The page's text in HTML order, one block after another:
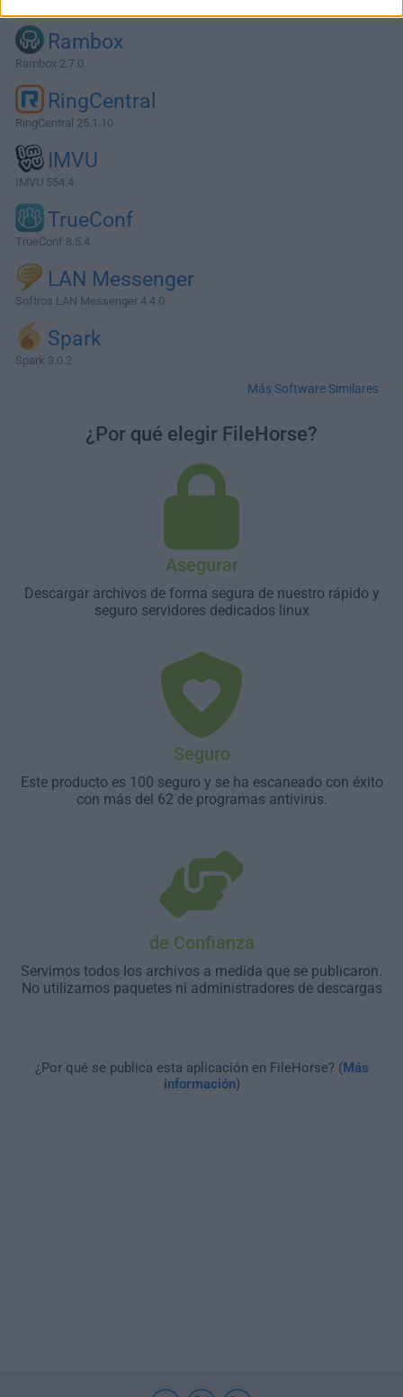
Rambox
Rambox 2.7.0
RingCentral
RingCentral 25.1.10
IMVU
IMVU 554.4
TrueConf
TrueConf 8.5.4
LAN Messenger
Softros LAN Messenger 4.4.0
Spark
Spark 3.0.2
Más Software Similares
¿Por qué elegir FileHorse?
Asegurar
Descargar archivos de forma segura de nuestro rápido y
seguro servidores dedicados linux
Seguro
Este producto es 100 seguro y se ha escaneado con éxito
con más del 62 de programas antivirus.
de Confianza
Servimos todos los archivos a medida que se publicaron.
No utilizamos paquetes ni administradores de descargas
¿Por qué se publica esta aplicación en FileHorse? (Más
información)